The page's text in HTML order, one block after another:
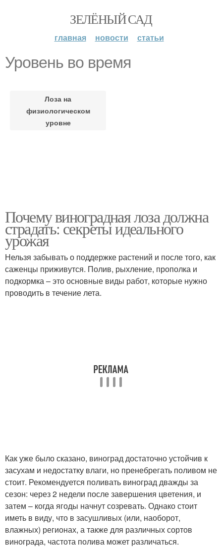
ЗЕЛЁНЫЙ САД
главная новости статьи
Уровень во время
Лоза на
физиологическом
уровне
Почему виноградная лоза должна
страдать: секреты идеального
урожая
Нельзя забывать о поддержке растений и после того, как
саженцы приживутся. Полив, рыхление, прополка и
подкормка – это основные виды работ, которые нужно
проводить в течение лета.
Как уже было сказано, виноград достаточно устойчив к
засухам и недостатку влаги, но пренебрегать поливом не
стоит. Рекомендуется поливать виноград дважды за
сезон: через 2 недели после завершения цветения, и
затем – когда ягоды начнут созревать. Однако стоит
иметь в виду, что в засушливых (или, наоборот,
влажных) регионах, а также для различных сортов
винограда, частота полива может различаться.